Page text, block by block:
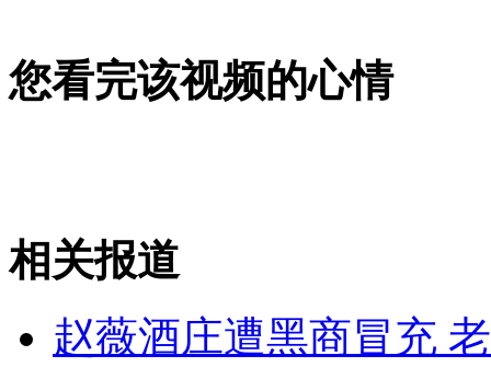
您看完该视频的心情
相关报道
赵薇酒庄遭黑商冒充